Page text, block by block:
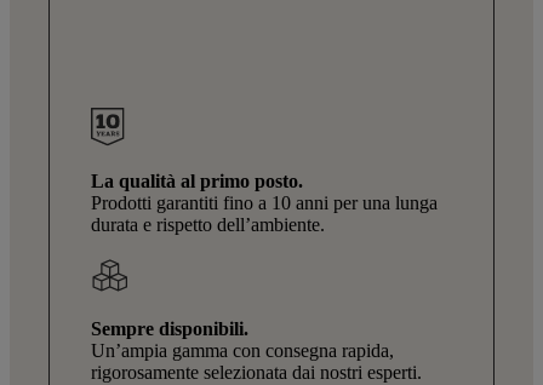
La qualità al primo posto.
Prodotti garantiti fino a 10 anni per una lunga
durata e rispetto dell’ambiente.
Sempre disponibili.
Un’ampia gamma con consegna rapida,
rigorosamente selezionata dai nostri esperti.